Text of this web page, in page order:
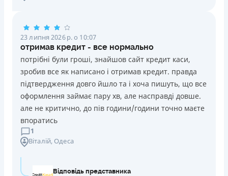
23 липня 2026 р. о 10:07
отримав кредит - все нормально
потрібні були гроші, знайшов сайт кредит каси,
зробив все як написано і отримав кредит. правда
підтвердження довго йшло та і хоча пишуть, що все
оформлення займає пару хв, але насправді довше.
але не критично, до пів години/години точно маєте
впоратись
1
Віталій, Одеса
Відповідь представника